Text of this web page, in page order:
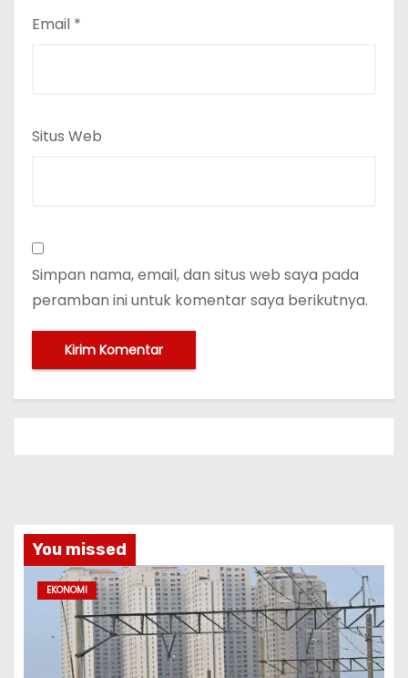
Email *
Situs Web
Simpan nama, email, dan situs web saya pada
peramban ini untuk komentar saya berikutnya.
You missed
EKONOMI